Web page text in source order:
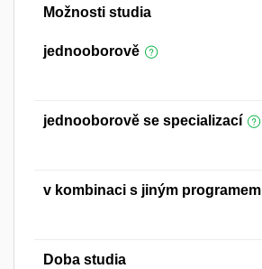
Možnosti studia
jednooborově
jednooborově se specializací
v kombinaci s jiným programem
Doba studia